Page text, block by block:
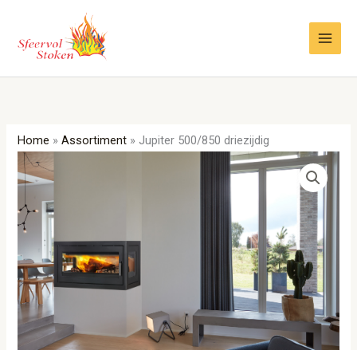
inhoud
Home »Assortiment » Jupiter 500/850 driezijdig